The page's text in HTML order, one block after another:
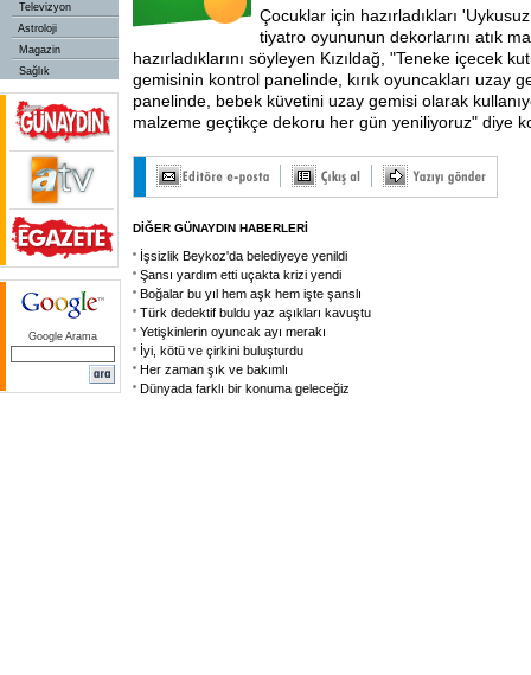
Televizyon
Astroloji
Magazin
Sağlık
Google Arama
Çocuklar için hazırladıkları
tiyatro oyununun dekorlarını atık
hazırladıklarını söyleyen Kızıldağ, "Teneke içecek
gemisinin kontrol panelinde, kırık oyuncakları uzay
panelinde, bebek küvetini uzay gemisi olarak
malzeme geçtikçe dekoru her gün yeniliyoruz" diye
DİĞER GÜNAYDIN HABERLERİ
İşsizlik Beykoz'da belediyeye yenildi
Şansı yardım etti uçakta krizi yendi
Boğalar bu yıl hem aşk hem işte şanslı
Türk dedektif buldu yaz aşıkları kavuştu
Yetişkinlerin oyuncak ayı merakı
İyi, kötü ve çirkini buluşturdu
Her zaman şık ve bakımlı
Dünyada farklı bir konuma geleceğiz